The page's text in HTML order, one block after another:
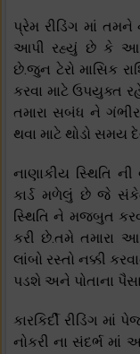
પ્રેમ રીડિંગ માં
આપી રહ્યું છે કે આ
છે.જુન ટેરો માસિક
કરવા માટે ઉપયુક્ત
તમારા સબંધ ને
થવા માટે થોડો સમય
નાણાકીય સ્થિતિ
કાર્ડ મળેલું છે જે
સ્થિતિ ને મજબુત
કરી છે.તમે તમારા
લાંબો રસ્તો નક્કી
પડશે અને પોતાના
કારકિર્દી રીડિંગ
નોકરી ના સંદર્ભ